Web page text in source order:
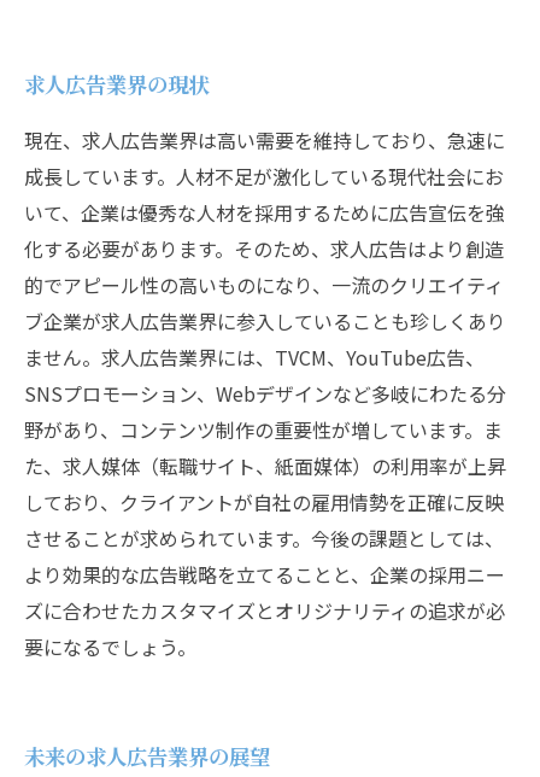
求人広告業界の現状
現在、求人広告業界は高い需要を維持しており、急速に
成長しています。人材不足が激化している現代社会にお
いて、企業は優秀な人材を採用するために広告宣伝を強
化する必要があります。そのため、求人広告はより創造
的でアピール性の高いものになり、一流のクリエイティ
ブ企業が求人広告業界に参入していることも珍しくあり
ません。求人広告業界には、TVCM、YouTube広告、
SNSプロモーション、Webデザインなど多岐にわたる分
野があり、コンテンツ制作の重要性が増しています。ま
た、求人媒体（転職サイト、紙面媒体）の利用率が上昇
しており、クライアントが自社の雇用情勢を正確に反映
させることが求められています。今後の課題としては、
より効果的な広告戦略を立てることと、企業の採用ニー
ズに合わせたカスタマイズとオリジナリティの追求が必
要になるでしょう。
未来の求人広告業界の展望